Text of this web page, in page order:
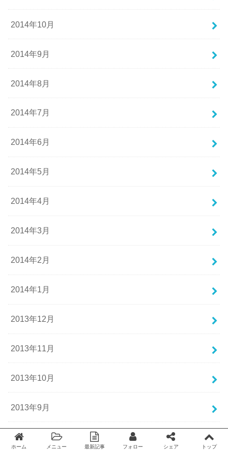
2014年10月
2014年9月
2014年8月
2014年7月
2014年6月
2014年5月
2014年4月
2014年3月
2014年2月
2014年1月
2013年12月
2013年11月
2013年10月
2013年9月
2013年8月
ホーム メニュー 最新記事 フォロー シェア トップ
Twitter facebook